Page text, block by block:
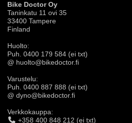
Bike Doctor Oy
Taninkatu 11 ovi 35
33400 Tampere
Finland
Huolto:
Puh. 0400 179 584 (ei txt)
@ huolto@bikedoctor.fi
Varustelu:
Puh. 0400 887 888 (ei txt)
@ dyno@bikedoctor.fi
Verkkokauppa:
+358 400 848 212 (ei txt)